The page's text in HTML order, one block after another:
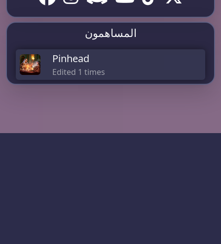
المساهمون
Pinhead
Edited 1 times